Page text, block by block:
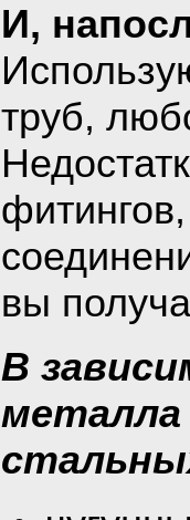
И,
труб,
вы
В